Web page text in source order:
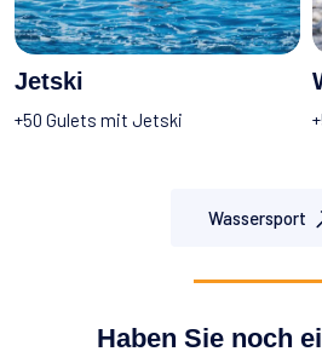
Jetski
+50 Gulets mit Jetski
Wassersport
Haben Sie noch